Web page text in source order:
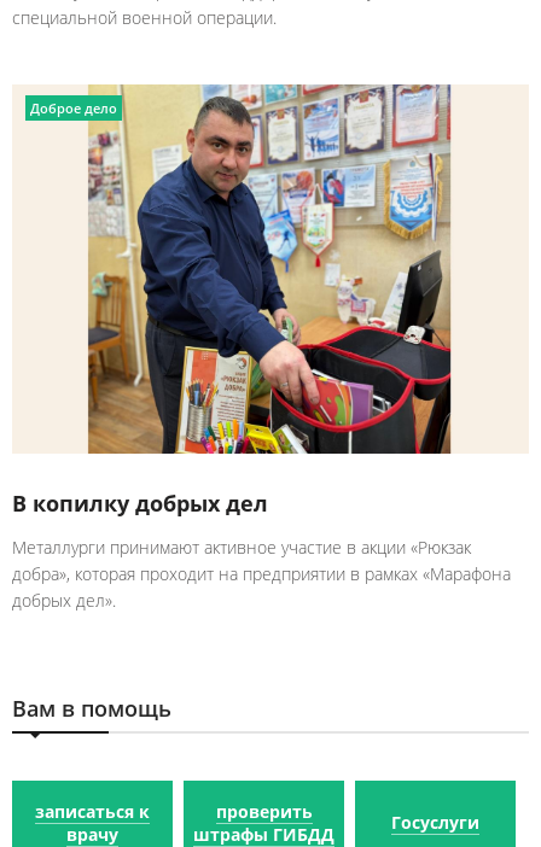
специальной военной операции.
Доброе дело
В копилку добрых дел
Металлурги принимают активное участие в акции «Рюкзак
добра», которая проходит на предприятии в рамках «Марафона
добрых дел».
Вам в помощь
записаться к
врачу
проверить
штрафы ГИБДД
Госуслуги